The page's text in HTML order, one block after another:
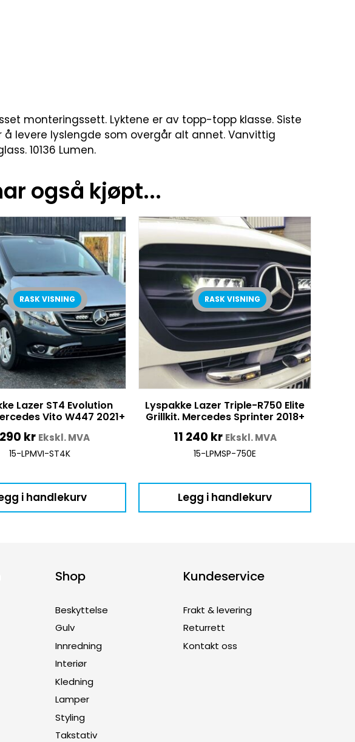
monteringssett. Lyktene er av topp-topp klasse. Siste
å levere lyslengde som overgår alt annet. Vanvittig
10136 Lumen.
også kjøpt...
RASK VISNING
Lazer ST4 Evolution
Vito W447 2021+
kr Ekskl. MVA
15-LPMVI-ST4K
i handlekurv
RASK VISNING
Lyspakke Lazer Triple-R750 Elite
Grillkit. Mercedes Sprinter 2018+
11 240 kr Ekskl. MVA
15-LPMSP-750E
Legg i handlekurv
Shop
Beskyttelse
Gulv
Innredning
Interiør
Kledning
Lamper
Styling
Takstativ
Kundeservice
Frakt & levering
Returrett
Kontakt oss